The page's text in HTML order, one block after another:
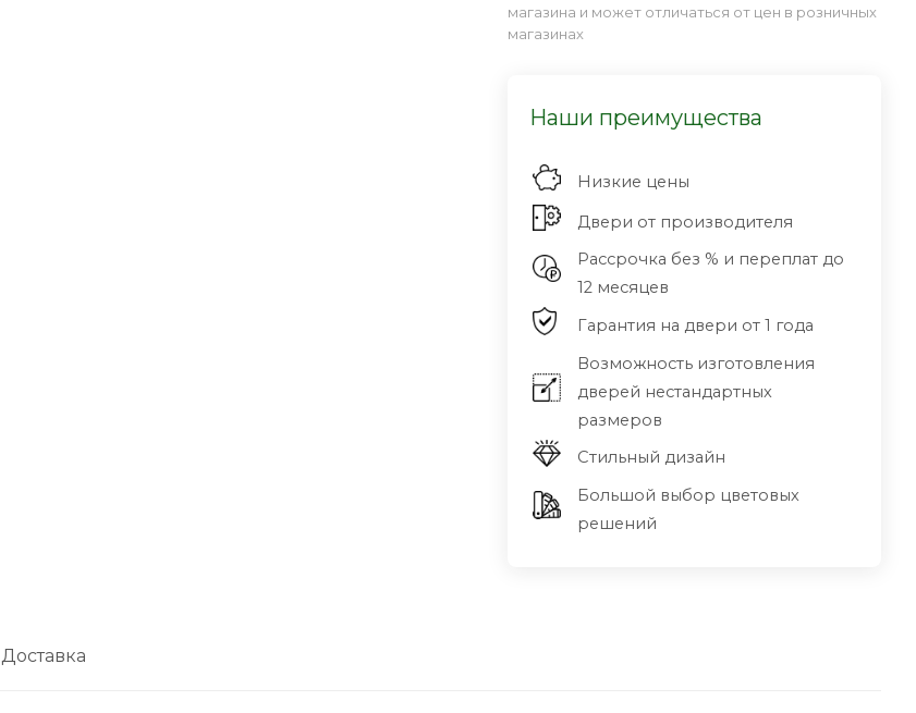
магазина и может отличаться от цен в розничных
магазинах
Наши преимущества
Низкие цены
Двери от производителя
Рассрочка без % и переплат до
12 месяцев
Гарантия на двери от 1 года
Возможность изготовления
дверей нестандартных
размеров
Стильный дизайн
Большой выбор цветовых
решений
Доставка